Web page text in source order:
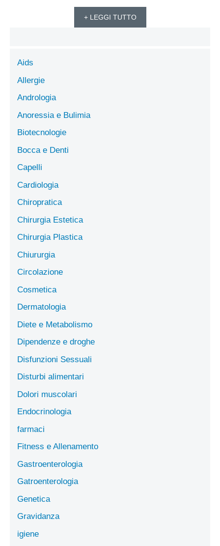
+ LEGGI TUTTO
Aids
Allergie
Andrologia
Anoressia e Bulimia
Biotecnologie
Bocca e Denti
Capelli
Cardiologia
Chiropratica
Chirurgia Estetica
Chirurgia Plastica
Chiururgia
Circolazione
Cosmetica
Dermatologia
Diete e Metabolismo
Dipendenze e droghe
Disfunzioni Sessuali
Disturbi alimentari
Dolori muscolari
Endocrinologia
farmaci
Fitness e Allenamento
Gastroenterologia
Gatroenterologia
Genetica
Gravidanza
igiene